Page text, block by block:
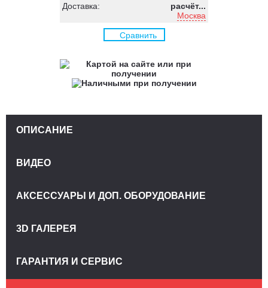
Доставка:
расчёт...
Москва
Сравнить
ОПИСАНИЕ
ВИДЕО
АКСЕССУАРЫ И ДОП. ОБОРУДОВАНИЕ
3D ГАЛЕРЕЯ
ГАРАНТИЯ И СЕРВИС